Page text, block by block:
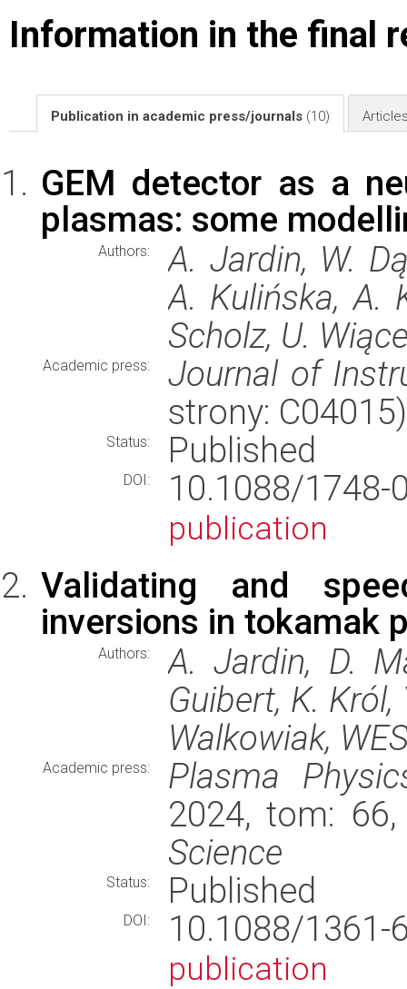
Information in the final
Publication in academic press/journals (10)
GEM detector as a
plasmas: some
Authors:
A. Jardin, W.
A. Kulińska, A.
Scholz, U.
Academic press:
Journal of
strony:
Status: Published
DOI: 10.1088/
publication
Validating and
inversions in tokamak
Authors:
A. Jardin, D.
Guibert, K.
Walkowiak,
Academic press:
Plasma
2024, tom:
Science
Status: Published
DOI: 10.1088/
publication